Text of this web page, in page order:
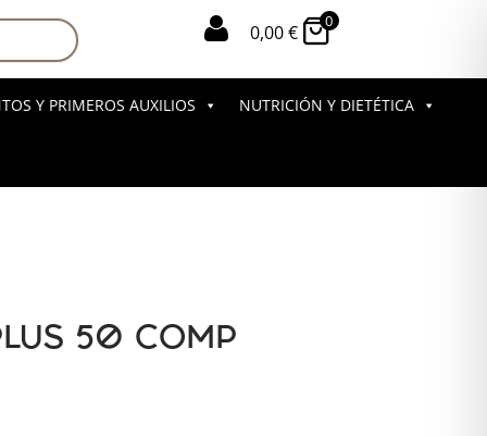
 0,00€
0
Y PRIMEROS AUXILIOS NUTRICIÓN Y DIETÉTICA
50 COMP